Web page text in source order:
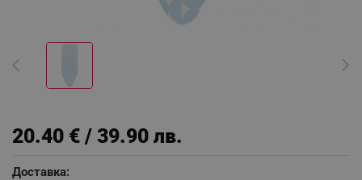
20.40 € / 39.90 лв.
Доставка: